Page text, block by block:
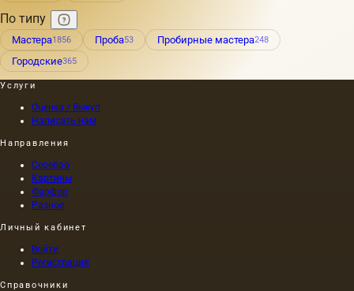
По типу
Мастера1856 Проба53 Пробирные мастера248
Городские365
Услуги
Оценка / Выкуп
Написать нам
Направления
Серебро
Картины
Фарфор
Разное
Личный кабинет
Войти
Регистрация
Справочники